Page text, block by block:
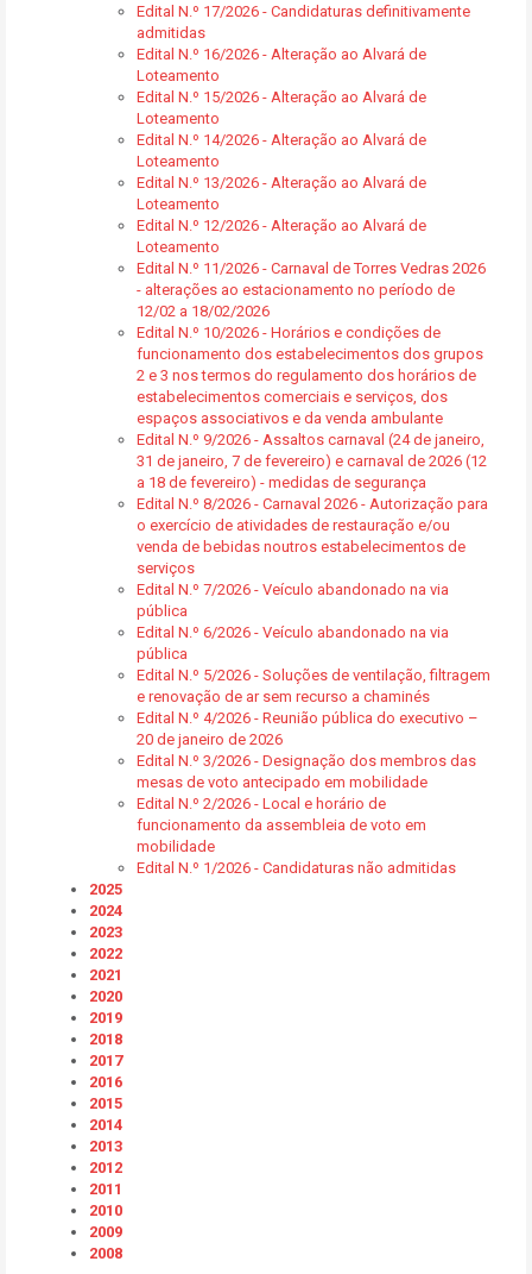
Edital N.º 17/2026 - Candidaturas definitivamente
admitidas
Edital N.º 16/2026 - Alteração ao Alvará de
Loteamento
Edital N.º 15/2026 - Alteração ao Alvará de
Loteamento
Edital N.º 14/2026 - Alteração ao Alvará de
Loteamento
Edital N.º 13/2026 - Alteração ao Alvará de
Loteamento
Edital N.º 12/2026 - Alteração ao Alvará de
Loteamento
Edital N.º 11/2026 - Carnaval de Torres Vedras 2026
- alterações ao estacionamento no período de
12/02 a 18/02/2026
Edital N.º 10/2026 - Horários e condições de
funcionamento dos estabelecimentos dos grupos
2 e 3 nos termos do regulamento dos horários de
estabelecimentos comerciais e serviços, dos
espaços associativos e da venda ambulante
Edital N.º 9/2026 - Assaltos carnaval (24 de janeiro,
31 de janeiro, 7 de fevereiro) e carnaval de 2026 (12
a 18 de fevereiro) - medidas de segurança
Edital N.º 8/2026 - Carnaval 2026 - Autorização para
o exercício de atividades de restauração e/ou
venda de bebidas noutros estabelecimentos de
serviços
Edital N.º 7/2026 - Veículo abandonado na via
pública
Edital N.º 6/2026 - Veículo abandonado na via
pública
Edital N.º 5/2026 - Soluções de ventilação, filtragem
e renovação de ar sem recurso a chaminés
Edital N.º 4/2026 - Reunião pública do executivo –
20 de janeiro de 2026
Edital N.º 3/2026 - Designação dos membros das
mesas de voto antecipado em mobilidade
Edital N.º 2/2026 - Local e horário de
funcionamento da assembleia de voto em
mobilidade
Edital N.º 1/2026 - Candidaturas não admitidas
2025
2024
2023
2022
2021
2020
2019
2018
2017
2016
2015
2014
2013
2012
2011
2010
2009
2008